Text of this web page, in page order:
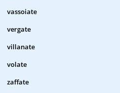
vassoiate
vergate
villanate
volate
zaffate